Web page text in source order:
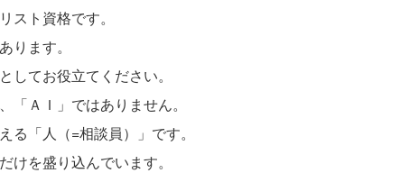
スト資格です。
ります。
てお役立てください。
ＡＩ」ではありません。
「人（=相談員）」です。
を盛り込んでいます。